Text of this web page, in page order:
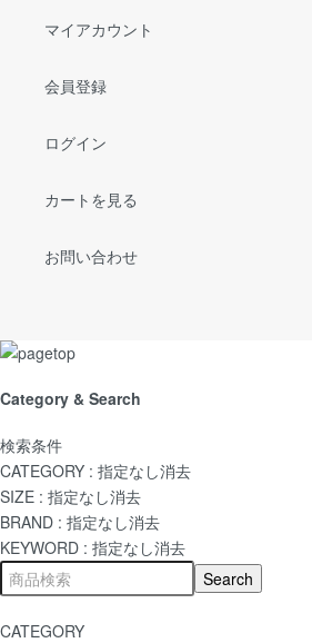
マイアカウント
会員登録
ログイン
カートを見る
お問い合わせ
Category & Search
検索条件
CATEGORY : 指定なし消去
SIZE : 指定なし消去
BRAND : 指定なし消去
KEYWORD : 指定なし消去
CATEGORY